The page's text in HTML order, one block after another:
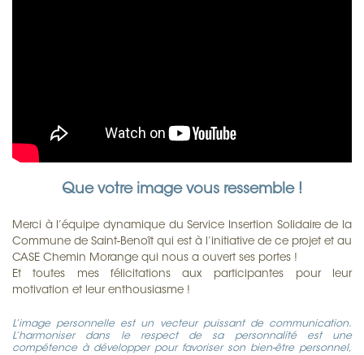
Que votre image vous ressemble !
Merci à l’équipe dynamique du Service Insertion Solidaire de la
Commune de Saint-Benoît qui est à l’initiative de ce projet et au
CASE Chemin Morange qui nous a ouvert ses portes !
Et toutes mes félicitations aux participantes pour leur
motivation et leur enthousiasme !
L’image personnelle est un vecteur puissant de communication.
L’harmoniser dans le respect de sa personnalité est une
compétence à développer pour favoriser son bien-être personnel,